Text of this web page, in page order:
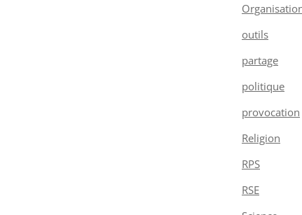
outils
partage
politique
provocation
Religion
RPS
RSE